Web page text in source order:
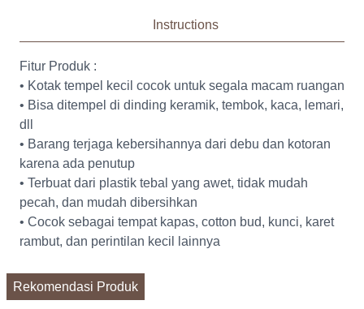
Instructions
Fitur Produk :
• Kotak tempel kecil cocok untuk segala macam ruangan
• Bisa ditempel di dinding keramik, tembok, kaca, lemari,
dll
• Barang terjaga kebersihannya dari debu dan kotoran
karena ada penutup
• Terbuat dari plastik tebal yang awet, tidak mudah
pecah, dan mudah dibersihkan
• Cocok sebagai tempat kapas, cotton bud, kunci, karet
rambut, dan perintilan kecil lainnya
Rekomendasi Produk